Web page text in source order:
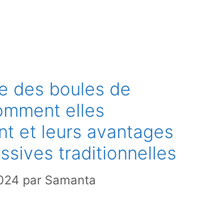
des boules de
elles
et leurs avantages
traditionnelles
par Samanta